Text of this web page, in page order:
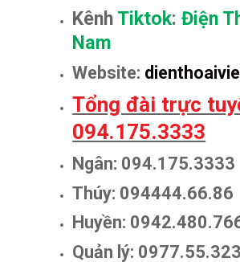
Kênh Tiktok:Điện
Nam
Website:
Tổng đài trực
094.175.3333
Ngân: 094.175.3333
Thúy: 094444.66.86
Huyền:
Quản lý: